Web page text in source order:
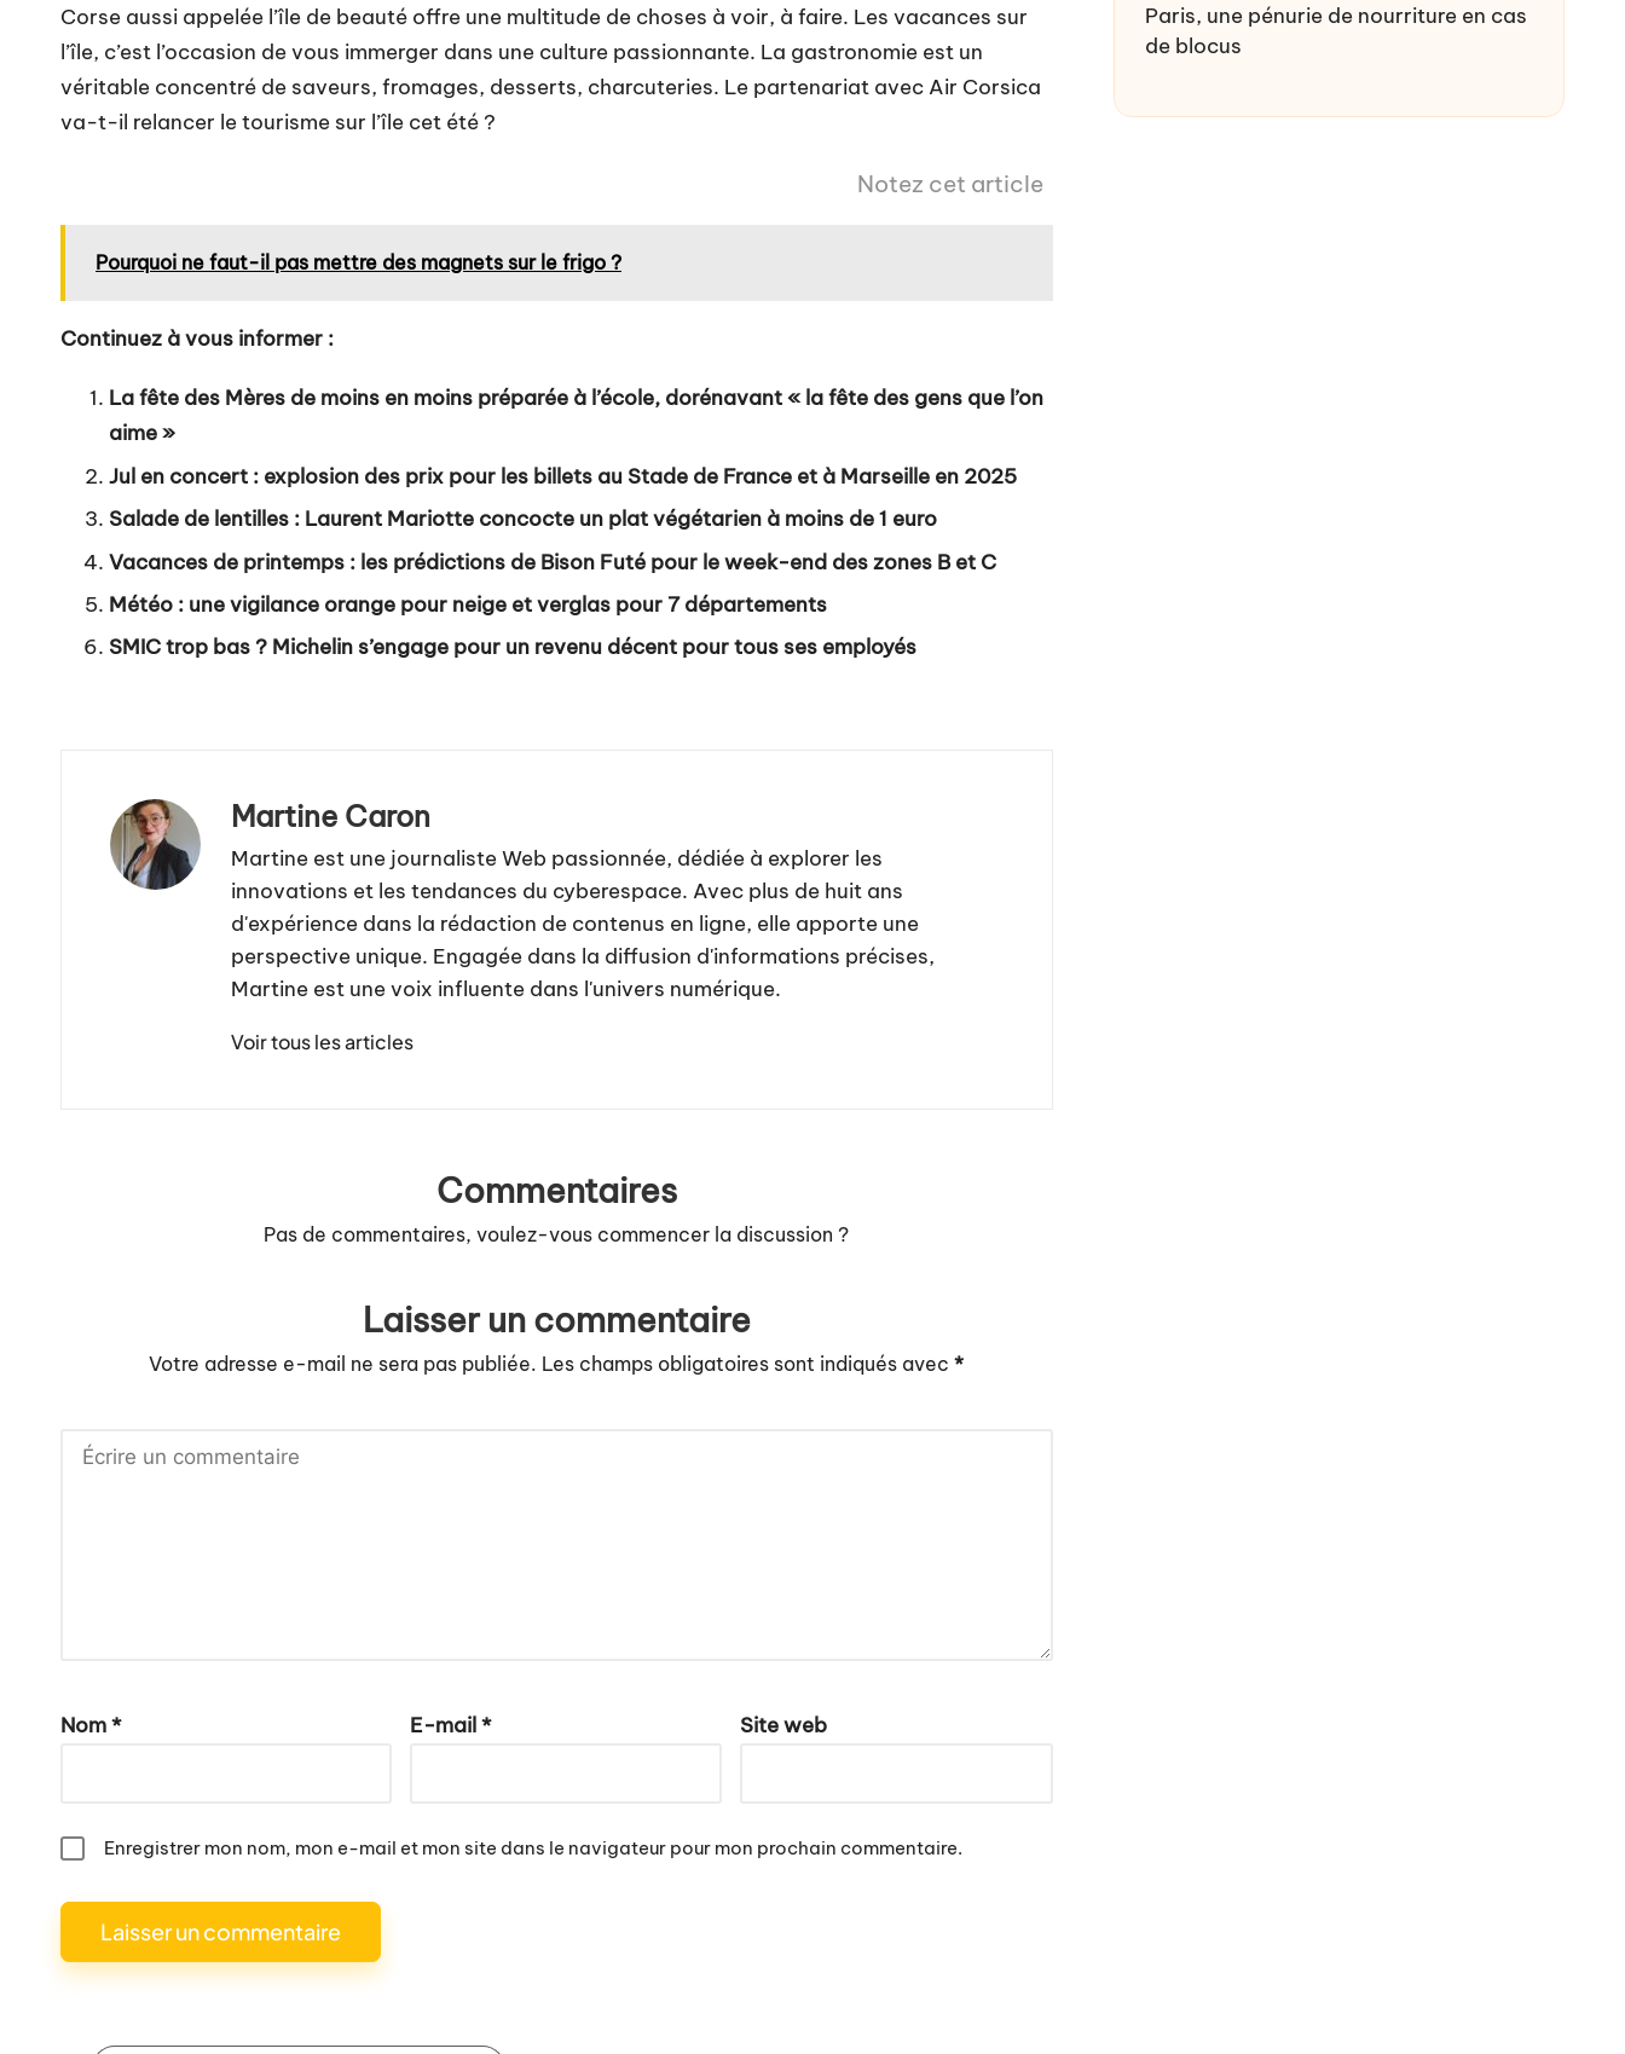
Corse aussi appelée l’île de beauté offre une multitude de choses à voir, à faire. Les vacances sur
l’île, c’est l’occasion de vous immerger dans une culture passionnante. La gastronomie est un
véritable concentré de saveurs, fromages, desserts, charcuteries. Le partenariat avec Air Corsica
va-t-il relancer le tourisme sur l’île cet été ?
Notez cet article
Pourquoi ne faut-il pas mettre des magnets sur le frigo ?
Continuez à vous informer :
La fête des Mères de moins en moins préparée à l’école, dorénavant « la fête des gens que l’on
aime »
Jul en concert : explosion des prix pour les billets au Stade de France et à Marseille en 2025
Salade de lentilles : Laurent Mariotte concocte un plat végétarien à moins de 1 euro
Vacances de printemps : les prédictions de Bison Futé pour le week-end des zones B et C
Météo : une vigilance orange pour neige et verglas pour 7 départements
SMIC trop bas ? Michelin s’engage pour un revenu décent pour tous ses employés
Martine Caron
Martine est une journaliste Web passionnée, dédiée à explorer les
innovations et les tendances du cyberespace. Avec plus de huit ans
d'expérience dans la rédaction de contenus en ligne, elle apporte une
perspective unique. Engagée dans la diffusion d'informations précises,
Martine est une voix influente dans l'univers numérique.
Voir tous les articles
Commentaires
Pas de commentaires, voulez-vous commencer la discussion ?
Laisser un commentaire
Votre adresse e-mail ne sera pas publiée. Les champs obligatoires sont indiqués avec*
Nom* E-mail* Site web
Enregistrer mon nom, mon e-mail et mon site dans le navigateur pour mon prochain commentaire.
Paris, une pénurie de nourriture en cas
de blocus